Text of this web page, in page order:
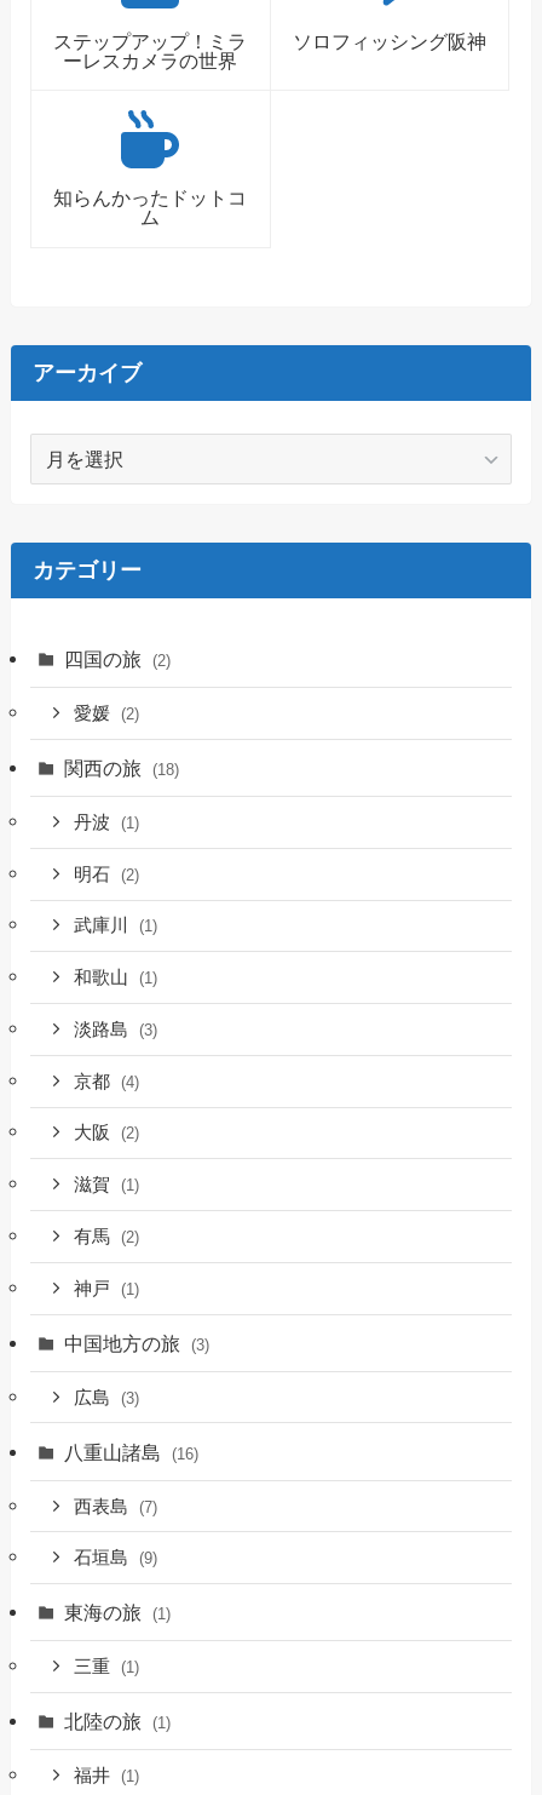
ステップアップ！ミラ
ーレスカメラの世界
ソロフィッシング阪神
知らんかったドットコ
ム
アーカイブ
イ
ブ
カテゴリー
四国の旅 (2)
愛媛 (2)
関西の旅 (18)
丹波 (1)
明石 (2)
武庫川 (1)
和歌山 (1)
淡路島 (3)
京都 (4)
大阪 (2)
滋賀 (1)
有馬 (2)
神戸 (1)
中国地方の旅 (3)
広島 (3)
八重山諸島 (16)
西表島 (7)
石垣島 (9)
東海の旅 (1)
三重 (1)
北陸の旅 (1)
福井 (1)